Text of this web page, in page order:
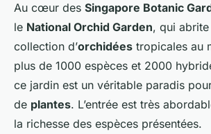
Au cœur des Singapore Botanic
le National Orchid Garden, qui
collection d’orchidées tropicales au
plus de 1000 espèces et 2000
ce jardin est un véritable paradis
de plantes. L’entrée est très
la richesse des espèces présentées.